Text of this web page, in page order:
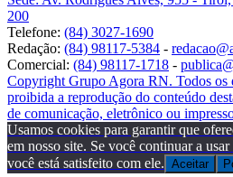
200
Telefone: (84) 3027-1690
Redação: (84) 98117-5384 -
Comercial: (84) 98117-1718 -
Copyright Grupo Agora RN. Todos os
proibida a reprodução do conteúdo
de comunicação, eletrônico ou
Usamos cookies para garantir que
em nosso site. Se você continuar a
você está satisfeito com ele. Aceitar